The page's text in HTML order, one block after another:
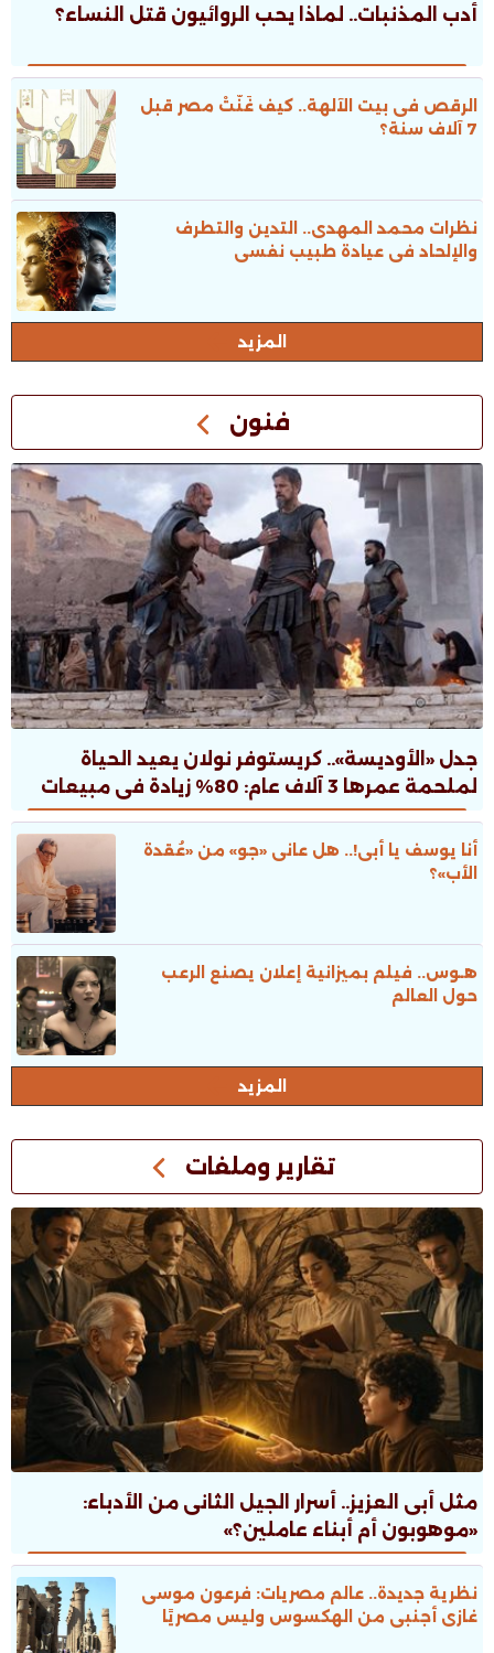
أدب المذنبات.. لماذا يحب الروائيون قتل النساء؟
الرقص فى بيت الآلهة.. كيف غَنَّتْ مصر قبل
7 آلاف سنة؟
نظرات محمد المهدى.. التدين والتطرف
والإلحاد فى عيادة طبيب نفسى
المزيد
فنون
جدل «الأوديسة».. كريستوفر نولان يعيد الحياة
لملحمة عمرها 3 آلاف عام: 80% زيادة فى مبيعات
الطبعات.. ونقاش ثقافى صاخب
أنا يوسف يا أبى!.. هل عانى «جو» من «عُقدة
الأب»؟
هـوس.. فيلم بميزانية إعلان يصنع الرعب
حول العالم
المزيد
تقارير وملفات
مثل أبى العزيز.. أسرار الجيل الثانى من الأدباء:
«موهوبون أم أبناء عاملين؟»
نظرية جديدة.. عالم مصريات: فرعون موسى
غازى أجنبى من الهكسوس وليس مصريًا